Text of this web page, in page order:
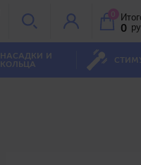
0
0
НАСАДКИ И
КОЛЬЦА